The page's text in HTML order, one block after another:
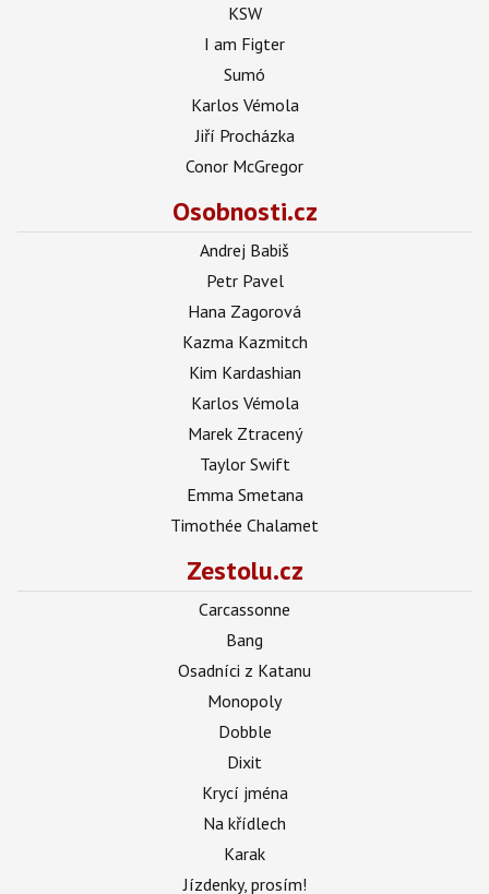
KSW
I am Figter
Sumó
Karlos Vémola
Jiří Procházka
Conor McGregor
Osobnosti.cz
Andrej Babiš
Petr Pavel
Hana Zagorová
Kazma Kazmitch
Kim Kardashian
Karlos Vémola
Marek Ztracený
Taylor Swift
Emma Smetana
Timothée Chalamet
Zestolu.cz
Carcassonne
Bang
Osadníci z Katanu
Monopoly
Dobble
Dixit
Krycí jména
Na křídlech
Karak
Jízdenky, prosím!